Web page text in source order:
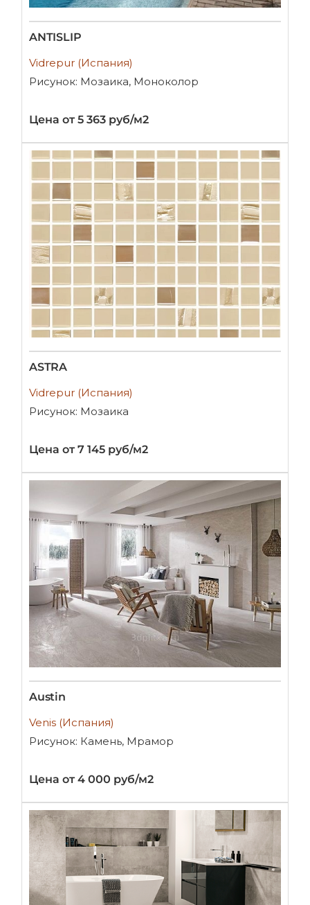
ANTISLIP
Vidrepur (Испания)
Рисунок: Мозаика, Моноколор
Цена от 5 363 руб/м2
ASTRA
Vidrepur (Испания)
Рисунок: Мозаика
Цена от 7 145 руб/м2
Austin
Venis (Испания)
Рисунок: Камень, Мрамор
Цена от 4 000 руб/м2